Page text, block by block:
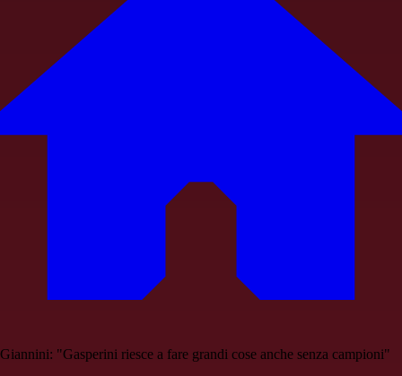
Giannini: "Gasperini riesce a fare grandi cose anche senza campioni"